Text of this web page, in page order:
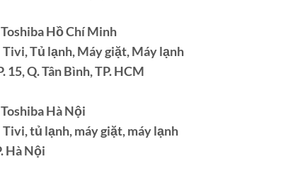
Hồ Chí Minh
Tivi, Tủ lạnh, Máy giặt, Máy lạnh
Q. Tân Bình, TP. HCM
Hà Nội
Tivi, tủ lạnh, máy giặt, máy lạnh
Hà Nội